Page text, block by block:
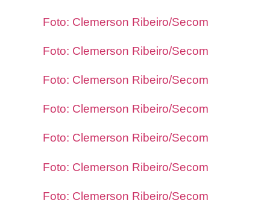
Foto: Clemerson Ribeiro/Secom
Foto: Clemerson Ribeiro/Secom
Foto: Clemerson Ribeiro/Secom
Foto: Clemerson Ribeiro/Secom
Foto: Clemerson Ribeiro/Secom
Foto: Clemerson Ribeiro/Secom
Foto: Clemerson Ribeiro/Secom